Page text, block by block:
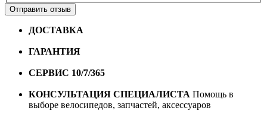
Отправить отзыв
ДОСТАВКА
ГАРАНТИЯ
СЕРВИС 10/7/365
КОНСУЛЬТАЦИЯ СПЕЦИАЛИСТА Помощь в
выборе велосипедов, запчастей, аксессуаров